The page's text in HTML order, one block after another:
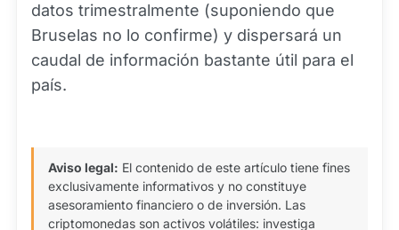
datos trimestralmente (suponiendo que
Bruselas no lo confirme) y dispersará un
caudal de información bastante útil para el
país.
Aviso legal: El contenido de este artículo tiene fines
exclusivamente informativos y no constituye
asesoramiento financiero o de inversión. Las
criptomonedas son activos volátiles: investiga